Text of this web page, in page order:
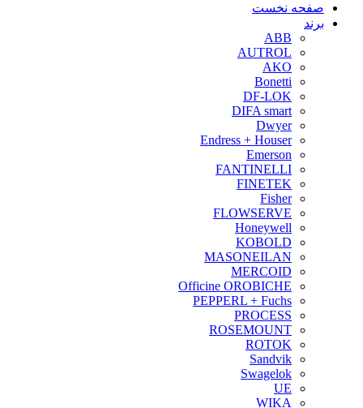
صفحه نخست
برند
ABB
AUTROL
AKO
Bonetti
DF-LOK
DIFA smart
Dwyer
Endress + Houser
Emerson
FANTINELLI
FINETEK
Fisher
FLOWSERVE
Honeywell
KOBOLD
MASONEILAN
MERCOID
Officine OROBICHE
PEPPERL + Fuchs
PROCESS
ROSEMOUNT
ROTOK
Sandvik
Swagelok
UE
WIKA